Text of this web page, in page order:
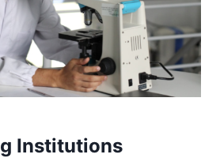
Institutions